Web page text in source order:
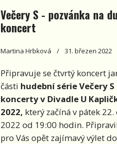
Večery S - pozvánka na
koncert
Martina Hrbková 31. březen 2022
Připravuje se čtvrtý koncert
části hudební sérieVečery S
koncerty v Divadle U
2022, který začíná v pátek
2022 od 19:00 hodin.
pro Vás opět zajímavý výlet do